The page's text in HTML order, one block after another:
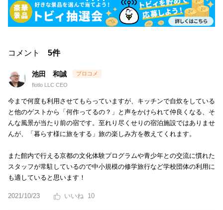
コメント 5件
池田 和誠
flotlo LLC CEO
今まで何度も利用させてもらっていますが、キッチンで自炊をしている
と他のゲストから「何作ってるの？」と声をかけられて仲良くなる、そ
んな風景が当たり前の宿です。至れり尽くせりの宿泊施設ではありませ
んが、「暮らす様に旅をする」旅の楽しみ方を教えてくれます。
また館内で行える京都の文化体験プログラムや青少年との交流に慣れた
スタッフが常駐しているので中小規模の修学旅行など学校団体の利用に
も適していると思います！
2021/10/23 10